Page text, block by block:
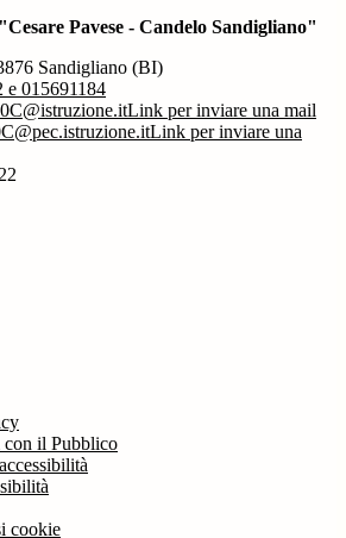
Pavese - Candelo Sandigliano"
Sandigliano (BI)
e 015691184
Link per inviare una mail
Link per inviare una
il Pubblico
cookie